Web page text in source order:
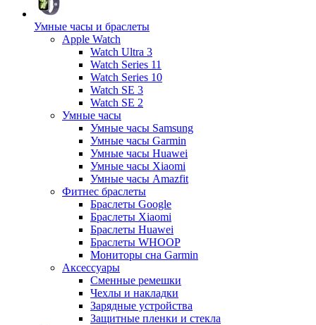
Умные часы и браслеты
Apple Watch
Watch Ultra 3
Watch Series 11
Watch Series 10
Watch SE 3
Watch SE 2
Умные часы
Умные часы Samsung
Умные часы Garmin
Умные часы Huawei
Умные часы Xiaomi
Умные часы Amazfit
Фитнес браслеты
Браслеты Google
Браслеты Xiaomi
Браслеты Huawei
Браслеты WHOOP
Мониторы сна Garmin
Аксессуары
Сменные ремешки
Чехлы и накладки
Зарядные устройства
Защитные пленки и стекла